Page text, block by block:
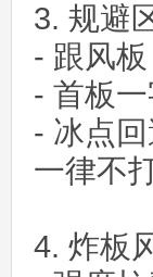
3. 规避
- 跟风板
- 首板
- 冰点回
一律不
4. 炸板